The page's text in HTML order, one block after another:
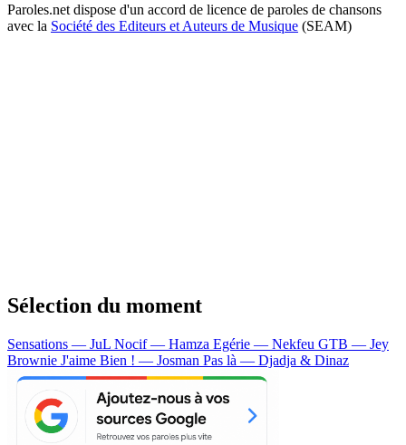
Paroles.net dispose d'un accord de licence de paroles de chansons
avec la Société des Editeurs et Auteurs de Musique (SEAM)
Sélection du moment
Sensations — JuL Nocif — Hamza Egérie — Nekfeu GTB — Jey
Brownie J'aime Bien ! — Josman Pas là — Djadja & Dinaz